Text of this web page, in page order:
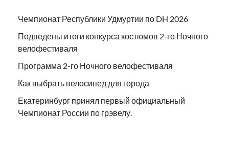
Чемпионат Республики Удмуртии по DH 2026
Подведены итоги конкурса костюмов 2-го Ночного
велофестиваля
Программа 2-го Ночного велофестиваля
Как выбрать велосипед для города
Екатеринбург принял первый официальный
Чемпионат России по грэвелу.